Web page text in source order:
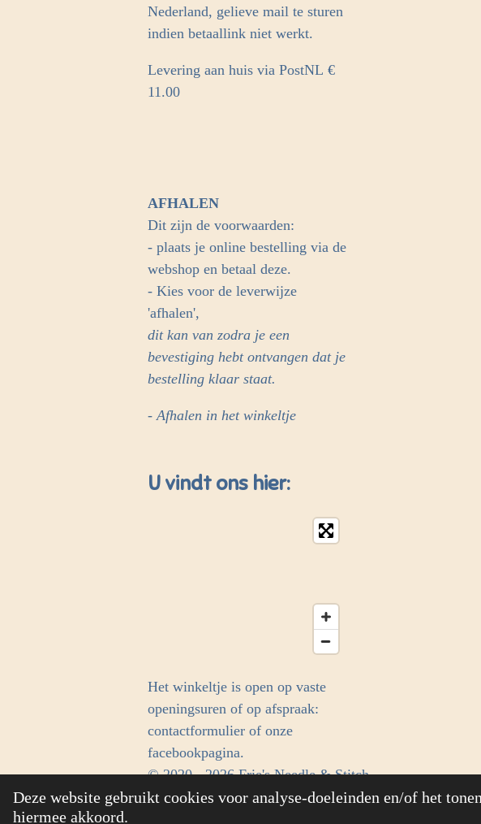
Deze website gebruikt cookies voor analyse-doeleinden en/of het
hiermee akkoord.
Nederland, gelieve mail te sturen
indien betaallink niet werkt.
Levering aan huis via PostNL €
11.00
AFHALEN
Dit zijn de voorwaarden:
- plaats je online bestelling via de
webshop en betaal deze.
- Kies voor de leverwijze
'afhalen',
dit kan van zodra je een
bevestiging hebt ontvangen dat je
bestelling klaar staat.
- Afhalen in het winkeltje
U vindt ons hier:
Het winkeltje is open op vaste
openingsuren of op afspraak:
contactformulier of onze
facebookpagina.
© 2020 - 2026 Frie's Needle & Stitch